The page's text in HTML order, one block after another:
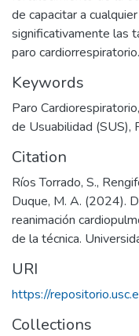
de capacitar a
significativamente las
paro cardiorrespiratorio.
Keywords
Paro Cardiorespiratorio,
de Usuabilidad (SUS),
Citation
Ríos Torrado, S.,
Duque, M. A. (2024).
reanimación
de la técnica.
URI
https://
Collections